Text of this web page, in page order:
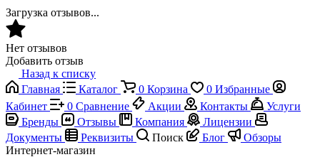
Загрузка отзывов...
Нет отзывов
Добавить отзыв
Назад к списку
Главная
Каталог 0 Корзина 0 Избранные
Кабинет
0 Сравнение Акции Контакты
Услуги
Бренды
Отзывы Компания
Лицензии
Документы
Реквизиты Поиск Блог
Обзоры
Интернет-магазин